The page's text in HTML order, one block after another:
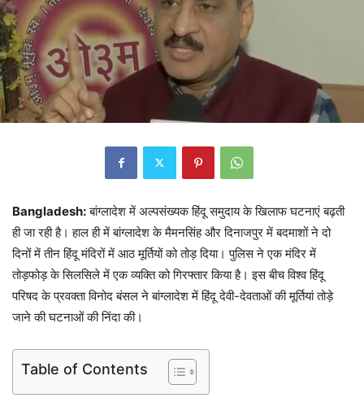
Bangladesh:बांग्लादेश में अल्पसंख्यक हिंदू समुदाय के खिलाफ घटनाएं बढ़ती
ही जा रही है। हाल ही में बांग्लादेश के मैमनसिंह और दिनाजपुर में बदमाशों ने दो
दिनों में तीन हिंदू मंदिरों में आठ मूर्तियों को तोड़ दिया। पुलिस ने एक मंदिर में
तोड़फोड़ के सिलसिले में एक व्यक्ति को गिरफ्तार किया है। इस बीच विश्व हिंदू
परिषद के प्रवक्ता विनोद बंसल ने बांग्लादेश में हिंदू देवी-देवताओं की मूर्तियां तोड़े
जाने की घटनाओं की निंदा की।
Table of Contents